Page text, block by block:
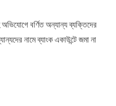
বর্ণিত অন্যান্য ব্যক্তিদের
নামে ব্যাংক একাউন্টে জমা না